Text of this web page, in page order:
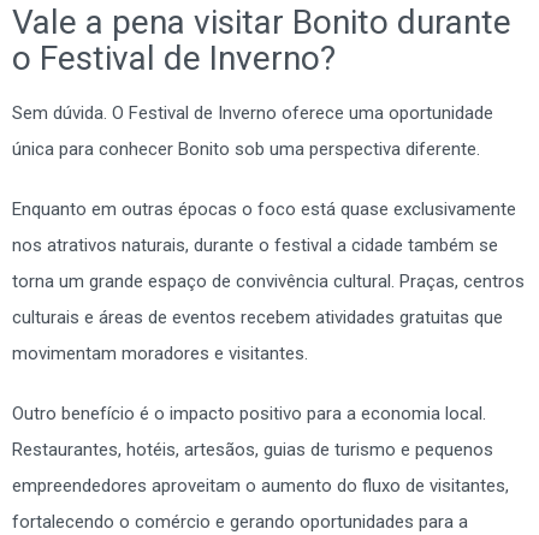
Vale a pena visitar Bonito durante
o Festival de Inverno?
Sem dúvida. O Festival de Inverno oferece uma oportunidade
única para conhecer Bonito sob uma perspectiva diferente.
Enquanto em outras épocas o foco está quase exclusivamente
nos atrativos naturais, durante o festival a cidade também se
torna um grande espaço de convivência cultural. Praças, centros
culturais e áreas de eventos recebem atividades gratuitas que
movimentam moradores e visitantes.
Outro benefício é o impacto positivo para a economia local.
Restaurantes, hotéis, artesãos, guias de turismo e pequenos
empreendedores aproveitam o aumento do fluxo de visitantes,
fortalecendo o comércio e gerando oportunidades para a